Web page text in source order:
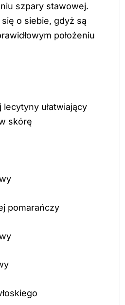
szpary stawowej.
o siebie, gdyż są
położeniu
ułatwiający
skórę
pomarańczy